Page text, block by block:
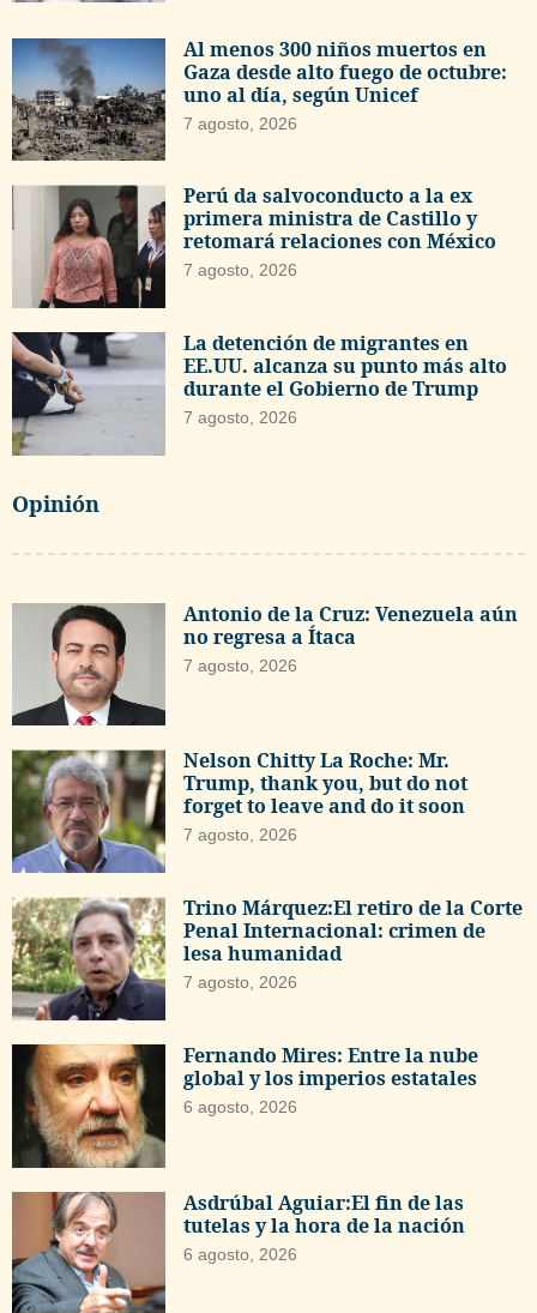
Al menos 300 niños muertos en
Gaza desde alto fuego de octubre:
uno al día, según Unicef
7 agosto, 2026
Perú da salvoconducto a la ex
primera ministra de Castillo y
retomará relaciones con México
7 agosto, 2026
La detención de migrantes en
EE.UU. alcanza su punto más alto
durante el Gobierno de Trump
7 agosto, 2026
Opinión
Antonio de la Cruz: Venezuela aún
no regresa a Ítaca
7 agosto, 2026
Nelson Chitty La Roche: Mr.
Trump, thank you, but do not
forget to leave and do it soon
7 agosto, 2026
Trino Márquez:El retiro de la Corte
Penal Internacional: crimen de
lesa humanidad
7 agosto, 2026
Fernando Mires: Entre la nube
global y los imperios estatales
6 agosto, 2026
Asdrúbal Aguiar:El fin de las
tutelas y la hora de la nación
6 agosto, 2026